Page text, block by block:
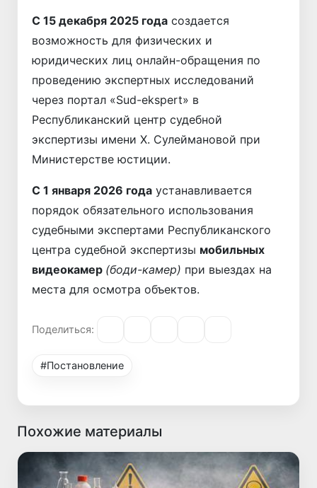
С 15 декабря 2025 года создается
возможность для физических и
юридических лиц онлайн-обращения по
проведению экспертных исследований
через портал «Sud-ekspert» в
Республиканский центр судебной
экспертизы имени Х. Сулеймановой при
Министерстве юстиции.
С 1 января 2026 года устанавливается
порядок обязательного использования
судебными экспертами Республиканского
центра судебной экспертизы мобильных
видеокамер (боди-камер) при выездах на
места для осмотра объектов.
Поделиться:
#Постановление
Похожие материалы